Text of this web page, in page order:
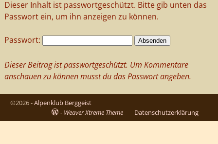
Dieser Inhalt ist passwortgeschützt. Bitte gib unten das
Passwort ein, um ihn anzeigen zu können.
Passwort:
Dieser Beitrag ist passwortgeschützt. Um Kommentare
anschauen zu können musst du das Passwort angeben.
©2026 -Alpenklub Berggeist
- Weaver Xtreme Theme Datenschutzerklärung